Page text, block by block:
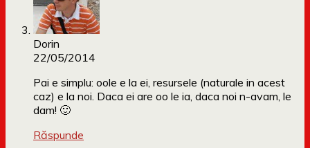
Dorin
22/05/2014
Pai e simplu: oole e la ei, resursele (naturale in acest
caz) e la noi. Daca ei are oo le ia, daca noi n-avam, le
dam! 🙂
Răspunde